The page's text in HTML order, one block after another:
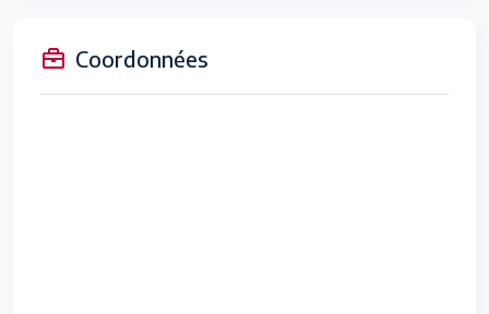
Coordonnées